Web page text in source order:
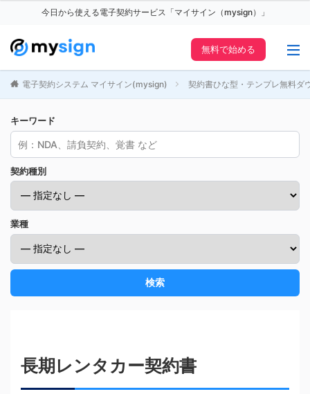
今日から使える電子契約サービス「マイサイン（mysign）」
無料で始める
電子契約システム マイサイン(mysign) 契約書ひな型・テンプレ無料ダ
キーワード
契約種別
業種
検索
長期レンタカー契約書